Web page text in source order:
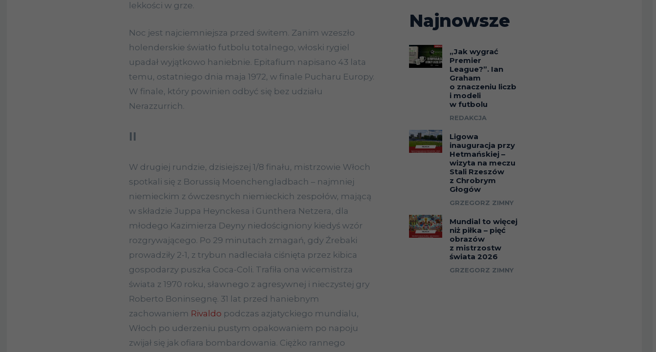
lekkości w grze.
Noc jest najciemniejsza przed świtem. Zanim wzeszło
holenderskie światło futbolu totalnego, włoski rygiel
upadał wyjątkowo haniebnie. Epitafium napisano 43 lata
temu, ostatniego dnia maja 1972, w finale Pucharu Europy.
W finale, który powinien odbyć się bez udziału
Nerazzurrich.
II
W drugiej rundzie, dzisiejszej 1/8 finału, mistrzowie Włoch
spotkali się z Borussią Moenchengladbach – najmniej
niemieckim z ówczesnych niemieckich zespołów, mającą
w składzie Juppa Heynckesa i Gunthera Netzera, dla
młodego Kazimierza Deyny niedościgniony kiedyś wzór
rozgrywającego. Po 29 minutach zmagań, gdy Źrebaki
prowadziły 2-1, z trybun nadleciała ciśnięta przez kibica
gospodarzy puszka Coca-Coli. Trafiła ona wicemistrza
świata z 1970 roku, sławnego z agresywnej i nieczystej gry
Roberto Boninsegnę. 31 lat przed haniebnym
zachowaniem Rivaldo podczas azjatyckiego mundialu,
Włoch po uderzeniu pustym opakowaniem po napoju
zwijał się jak ofiara bombardowania. Ciężko rannego
Najnowsze
„Jak wygrać
Premier
League?”. Ian
Graham
o znaczeniu liczb
i modeli
w futbolu
REDAKCJA
Ligowa
inauguracja przy
Hetmańskiej –
wizyta na meczu
Stali Rzeszów
z Chrobrym
Głogów
GRZEGORZ ZIMNY
Mundial to więcej
niż piłka – pięć
obrazów
z mistrzostw
świata 2026
GRZEGORZ ZIMNY